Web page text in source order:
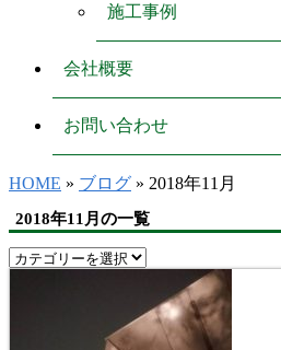
施工事例
会社概要
お問い合わせ
HOME » ブログ » 2018年11月
2018年11月の一覧